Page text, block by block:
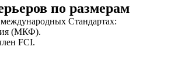
по размерам
Стандартах:
(МКФ).
FCI.